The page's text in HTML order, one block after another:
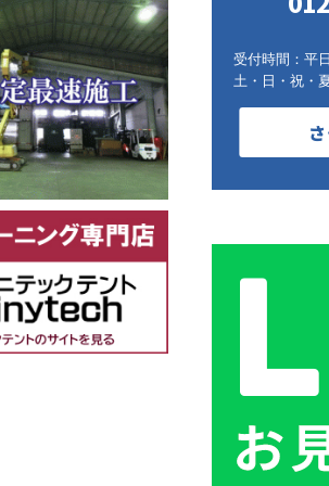
受付時間：平
土・日・祝・